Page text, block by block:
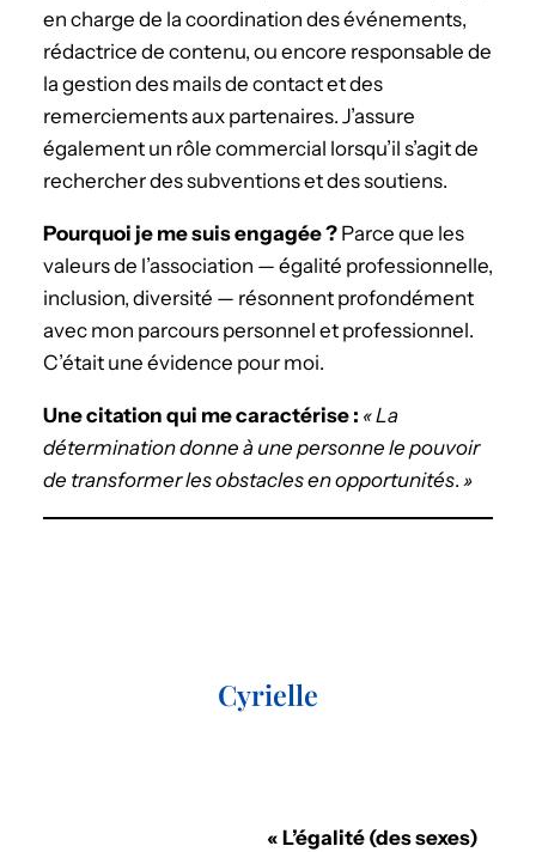
en charge de la coordination des événements,
rédactrice de contenu, ou encore responsable de
la gestion des mails de contact et des
remerciements aux partenaires. J’assure
également un rôle commercial lorsqu’il s’agit de
rechercher des subventions et des soutiens.
­Pourquoi je me suis engagée ? Parce que les
valeurs de l’association — égalité professionnelle,
inclusion, diversité — résonnent profondément
avec mon parcours personnel et professionnel.
C’était une évidence pour moi.
Une citation qui me caractérise : « La
détermination donne à une personne le pouvoir
de transformer les obstacles en opportunités. »
Cyrielle
« L’égalité (des sexes)